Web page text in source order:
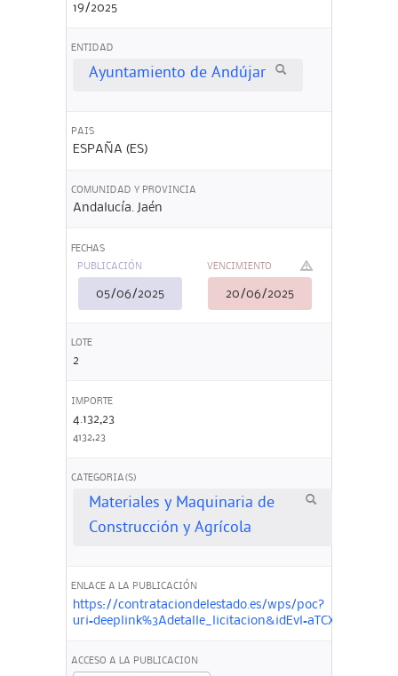
19/2025
ENTIDAD
Ayuntamiento de Andújar
PAIS
ESPAÑA (ES)
COMUNIDAD Y PROVINCIA
Andalucía. Jaén
FECHAS
PUBLICACIÓN
05/06/2025
VENCIMIENTO
20/06/2025
LOTE
2
IMPORTE
4.132,23
4132,23
CATEGORIA(S)
Materiales y Maquinaria de
Construcción y Agrícola
ENLACE A LA PUBLICACIÓN
https://contrataciondelestado.es/wps/poc?
ACCESO A LA PUBLICACION